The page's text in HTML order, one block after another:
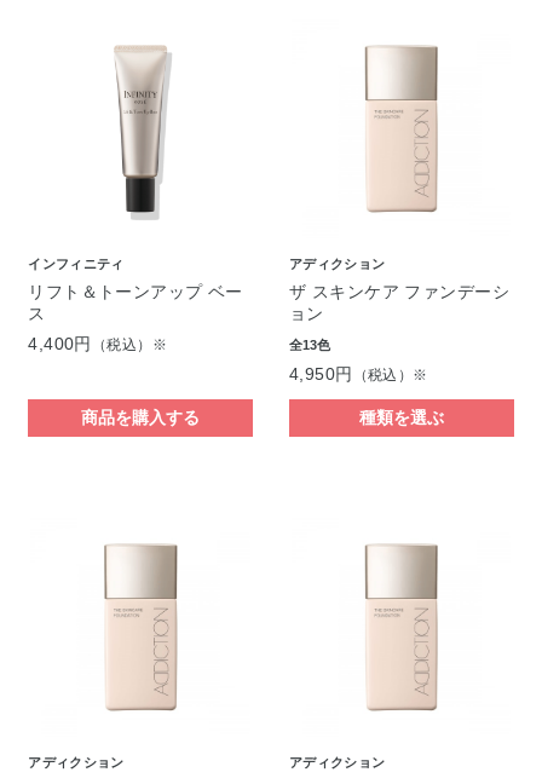
インフィニティ
リフト＆トーンアップ ベー
ス
4,400円
（税込）※
商品を購入する
アディクション
ザ スキンケア ファンデーシ
ョン
全13色
4,950円 （税込）※
種類を選ぶ
アディクション アディクション